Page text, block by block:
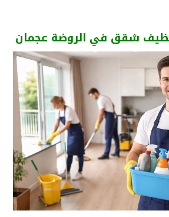
شقق في الروضة عجمان